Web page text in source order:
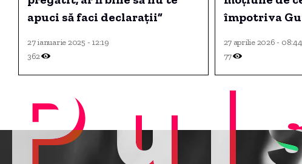
apuci să faci declarații”
27 ianuarie 2025 - 12:19
362
împotriva
27 aprilie 2026 - 08:44
77